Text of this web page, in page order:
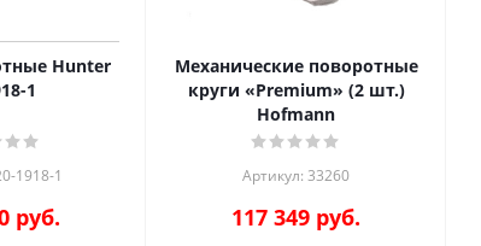
Hunter
1
1918-1
руб.
Механические поворотные
круги «Premium» (2 шт.)
Hofmann
Артикул: 33260
117 349 руб.